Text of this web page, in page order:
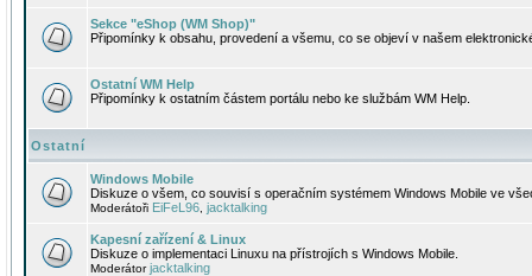
Sekce "eShop (WM Shop)"
Připomínky k obsahu, provedení a všemu, co se objeví v našem
Ostatní WM Help
Připomínky k ostatním částem portálu nebo ke službám WM Help.
Ostatní
Windows Mobile
Diskuze o všem, co souvisí s operačním systémem Windows Mobile ve
Moderátoři EiFeL96 jacktalking
Kapesní zařízení & Linux
Diskuze o implementaci Linuxu na přístrojích s Windows Mobile.
Moderátorjacktalking